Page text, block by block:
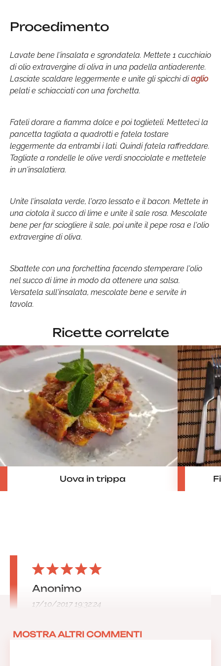
Procedimento
Lavate bene l'insalata e sgrondatela. Mettete 1 cucchiaio
di olio extravergine di oliva in una padella antiaderente.
Lasciate scaldare leggermente e unite gli spicchi diaglio
pelati e schiacciati con una forchetta.
Fateli dorare a fiamma dolce e poi toglieteli. Metteteci la
pancetta tagliata a quadrotti e fatela tostare
leggermente da entrambi i lati. Quindi fatela raffreddare.
Tagliate a rondelle le olive verdi snocciolate e mettetele
in un'insalatiera.
Unite l'insalata verde, l'orzo lessato e il bacon. Mettete in
una ciotola il succo di lime e unite il sale rosa. Mescolate
bene per far sciogliere il sale, poi unite il pepe rosa e l'olio
extravergine di oliva.
Sbattete con una forchettina facendo stemperare l'olio
nel succo di lime in modo da ottenere una salsa.
Versatela sull'insalata, mescolate bene e servite in
tavola.
Ricette correlate
Uova in trippa
Anonimo
17/10/2017 19:32:24
MOSTRA ALTRI COMMENTI